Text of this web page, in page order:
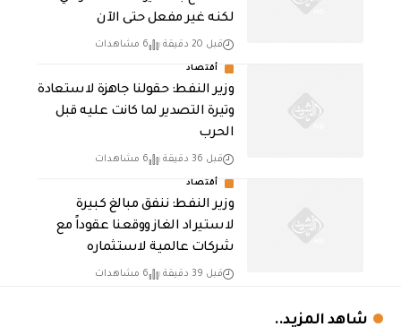
لكنه غير مفعل حتى الآن
قبل 20 دقيقة 6 مشاهدات
أقتصاد
وزير النفط: حقولنا جاهزة لاستعادة
وتيرة التصدير لما كانت عليه قبل
الحرب
قبل 36 دقيقة 6 مشاهدات
أقتصاد
وزير النفط: ننفق مبالغ كبيرة
لاستيراد الغاز ووقعنا عقوداً مع
شركات عالمية لاستثماره
قبل 39 دقيقة 6 مشاهدات
شاهد المزيد..